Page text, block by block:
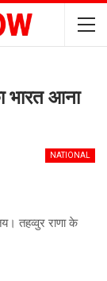
भारत आना
NATIONAL
तहव्वुर राणा के